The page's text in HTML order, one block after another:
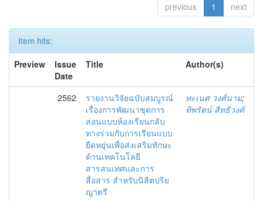
previous 1 next
Item hits:
Preview
Issue
Date
Title Author(s)
2562
รายงานวิจัยฉบับสมบูรณ์
เรื่องการพัฒนาชุดการ
สอนแบบห้องเรียนกลับ
ทางร่วมกับการเรียนแบบ
ยืดหยุ่นเพื่อส่งเสริมทักษะ
ด้านเทคโนโลยี
สารสนเทศและการ
สื่อสาร สำหรับนิสิตปริย
ญาตรี
ทะเนศ วงศ์นาม;
ทิพรัตน์ สิทธิวงศ์